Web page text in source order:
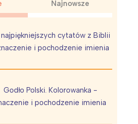
Najnowsze
cytatów z Biblii
i pochodzenie imienia
Godło Polski. Kolorowanka -
i pochodzenie imienia